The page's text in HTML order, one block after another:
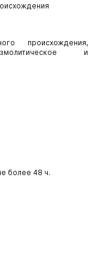
происхождения,
и
более 48 ч.